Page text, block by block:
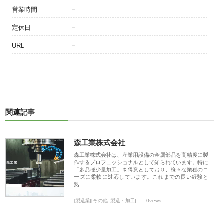
営業時間 －
定休日 －
URL －
関連記事
森工業株式会社
森工業株式会社は、産業用設備の金属部品を高精度に製
作するプロフェッショナルとして知られています。特に
「多品種少量加工」を得意としており、様々な業種のニ
ーズに柔軟に対応しています。これまでの長い経験と
熟…
[製造業][その他_製造・加工] 0views